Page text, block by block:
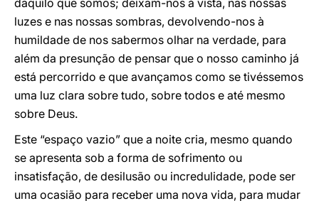
daquilo que somos; deixam-nos à vista, nas nossas
luzes e nas nossas sombras, devolvendo-nos à
humildade de nos sabermos olhar na verdade, para
além da presunção de pensar que o nosso caminho já
está percorrido e que avançamos como se tivéssemos
uma luz clara sobre tudo, sobre todos e até mesmo
sobre Deus.
Este “espaço vazio” que a noite cria, mesmo quando
se apresenta sob a forma de sofrimento ou
insatisfação, de desilusão ou incredulidade, pode ser
uma ocasião para receber uma nova vida, para mudar